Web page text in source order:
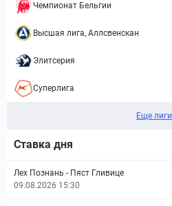
Чемпионат Бельгии
Высшая лига, Аллсвенскан
Элитсерия
Суперлига
Еще лиги
Ставка дня
Лех Познань - Пяст Гливице
09.08.2026 15:30